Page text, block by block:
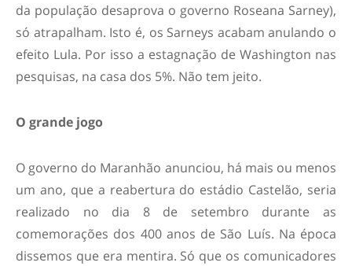
da população desaprova o governo Roseana Sarney),
só atrapalham. Isto é, os Sarneys acabam anulando o
efeito Lula. Por isso a estagnação de Washington nas
pesquisas, na casa dos 5%. Não tem jeito.
O grande jogo
O governo do Maranhão anunciou, há mais ou menos
um ano, que a reabertura do estádio Castelão, seria
realizado no dia 8 de setembro durante as
comemorações dos 400 anos de São Luís. Na época
dissemos que era mentira. Só que os comunicadores